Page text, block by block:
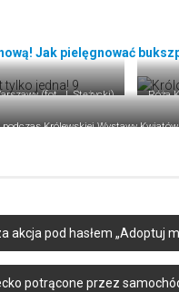
Jak pielęgnować
(fot. J. Stężycki) Róża
Królewskiej Wystawy
akcja pod hasłem „Adoptuj
potrącone przez